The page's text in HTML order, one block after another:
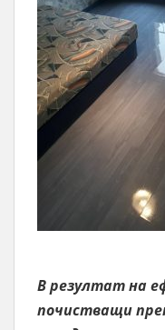
В резултат на
почистващи